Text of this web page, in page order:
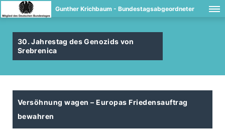
Gunther Krichbaum - Bundestagsabgeordneter
30. Jahrestag des Genozids von
Srebrenica
Versöhnung wagen – Europas Friedensauftrag
bewahren